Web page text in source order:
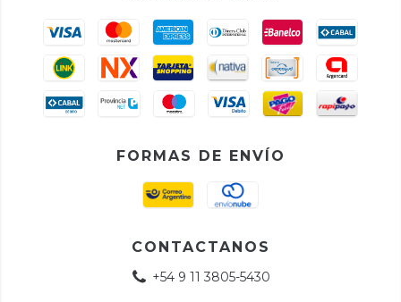
FORMAS DE ENVÍO
CONTACTANOS
+54 9 11 3805-5430